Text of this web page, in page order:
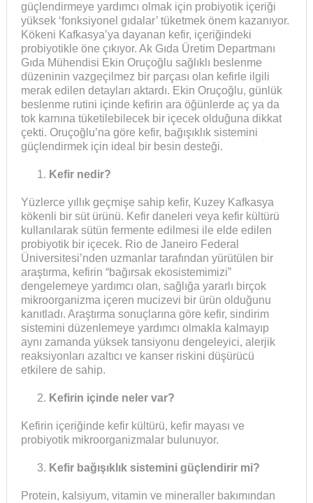
güçlendirmeye yardımcı olmak için probiyotik içeriği
yüksek ‘fonksiyonel gıdalar’ tüketmek önem kazanıyor.
Kökeni Kafkasya’ya dayanan kefir, içeriğindeki
probiyotikle öne çıkıyor. Ak Gıda Üretim Departmanı
Gıda Mühendisi Ekin Oruçoğlu sağlıklı beslenme
düzeninin vazgeçilmez bir parçası olan kefirle ilgili
merak edilen detayları aktardı. Ekin Oruçoğlu, günlük
beslenme rutini içinde kefirin ara öğünlerde aç ya da
tok karnına tüketilebilecek bir içecek olduğuna dikkat
çekti. Oruçoğlu’na göre kefir, bağışıklık sistemini
güçlendirmek için ideal bir besin desteği.
Kefir nedir?
Yüzlerce yıllık geçmişe sahip kefir, Kuzey Kafkasya
kökenli bir süt ürünü. Kefir daneleri veya kefir kültürü
kullanılarak sütün fermente edilmesi ile elde edilen
probiyotik bir içecek. Rio de Janeiro Federal
Üniversitesi’nden uzmanlar tarafından yürütülen bir
araştırma, kefirin “bağırsak ekosistemimizi”
dengelemeye yardımcı olan, sağlığa yararlı birçok
mikroorganizma içeren mucizevi bir ürün olduğunu
kanıtladı. Araştırma sonuçlarına göre kefir, sindirim
sistemini düzenlemeye yardımcı olmakla kalmayıp
aynı zamanda yüksek tansiyonu dengeleyici, alerjik
reaksiyonları azaltıcı ve kanser riskini düşürücü
etkilere de sahip.
Kefirin içinde neler var?
Kefirin içeriğinde kefir kültürü, kefir mayası ve
probiyotik mikroorganizmalar bulunuyor.
Kefir bağışıklık sistemini güçlendirir mi?
Protein, kalsiyum, vitamin ve mineraller bakımından